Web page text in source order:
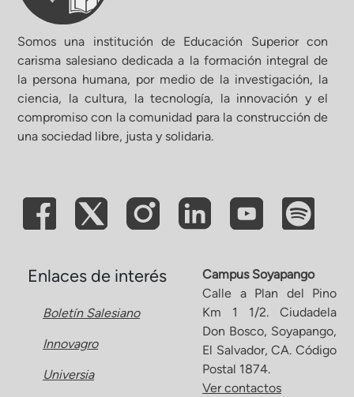
Somos una institución de Educación Superior con
carisma salesiano dedicada a la formación integral de
la persona humana, por medio de la investigación, la
ciencia, la cultura, la tecnología, la innovación y el
compromiso con la comunidad para la construcción de
una sociedad libre, justa y solidaria.
Enlaces de interés
Boletín Salesiano
Innovagro
Universia
Campus Soyapango
Calle a Plan del Pino
Km 1 1/2. Ciudadela
Don Bosco, Soyapango,
El Salvador, CA. Código
Postal 1874.
Ver contactos